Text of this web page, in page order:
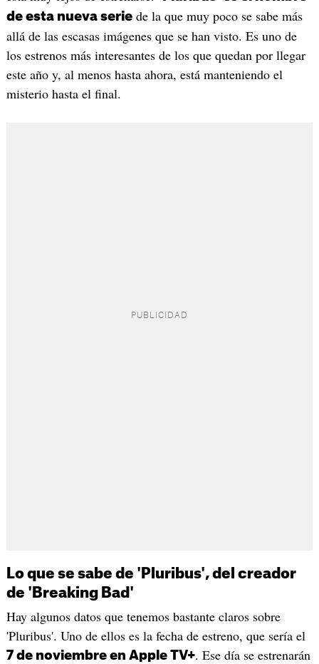
de esta nueva seriede la que muy poco se sabe más
allá de las escasas imágenes que se han visto. Es uno de
los estrenos más interesantes de los que quedan por llegar
este año y, al menos hasta ahora, está manteniendo el
misterio hasta el final.
Lo que se sabe de 'Pluribus', del creador
de 'Breaking Bad'
Hay algunos datos que tenemos bastante claros sobre
'Pluribus'. Uno de ellos es la fecha de estreno, que sería el
7 de noviembre en Apple TV+. Ese día se estrenarán